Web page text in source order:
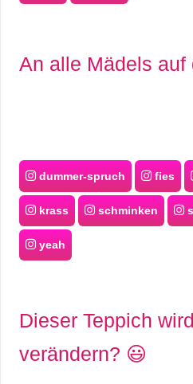
An alle Mädels auf
dummer-spruch fies
krass schminken
yeah
Dieser Teppich
verändern? 😃